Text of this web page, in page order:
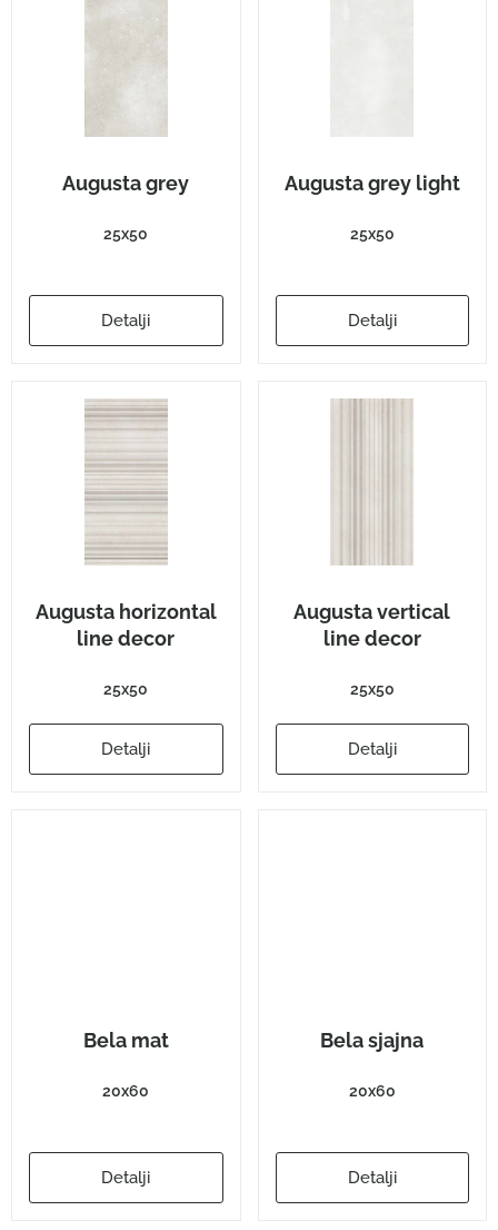
Augusta grey
25x50
Detalji
Augusta grey light
25x50
Detalji
Augusta horizontal
line decor
25x50
Detalji
Augusta vertical
line decor
25x50
Detalji
Bela mat
20x60
Detalji
Bela sjajna
20x60
Detalji